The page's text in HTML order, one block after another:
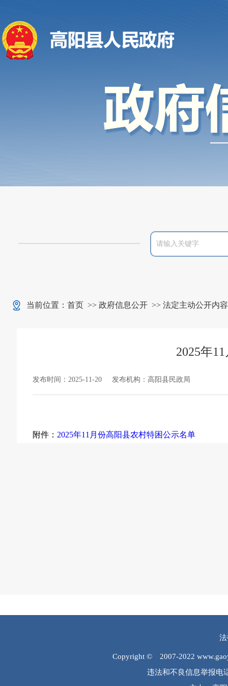
当前位置： 首页 >> 政府信息公开 >> 法定主动公开内容
2025年
发布时间：2025-11-20 发布机构：高阳县民政局
附件： 2025年11月份高阳县农村特困公示名单
Copyright © 2007-2022
违法和不良信息举报电